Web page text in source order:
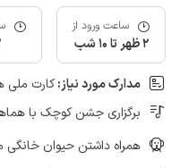
ساعت ورود از
2 ظهر تا 10 شب
مدارک مورد نیاز:کارت ملی
برگزاری جشن کوچک با
همراه داشتن حیوان